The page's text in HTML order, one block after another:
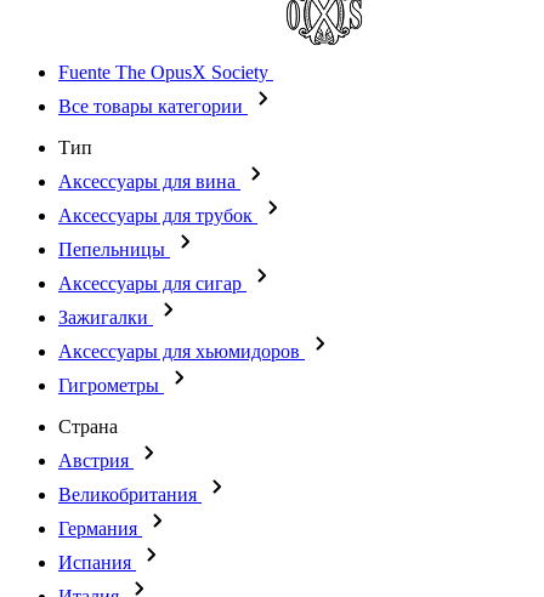
Fuente The OpusX Society
Все товары категории
Тип
Аксессуары для вина
Аксессуары для трубок
Пепельницы
Аксессуары для сигар
Зажигалки
Аксессуары для хьюмидоров
Гигрометры
Страна
Австрия
Великобритания
Германия
Испания